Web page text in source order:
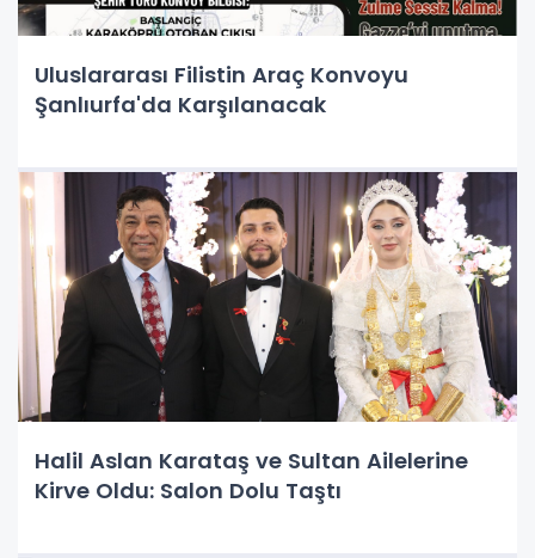
Uluslararası Filistin Araç Konvoyu
Şanlıurfa'da Karşılanacak
Halil Aslan Karataş ve Sultan Ailelerine
Kirve Oldu: Salon Dolu Taştı